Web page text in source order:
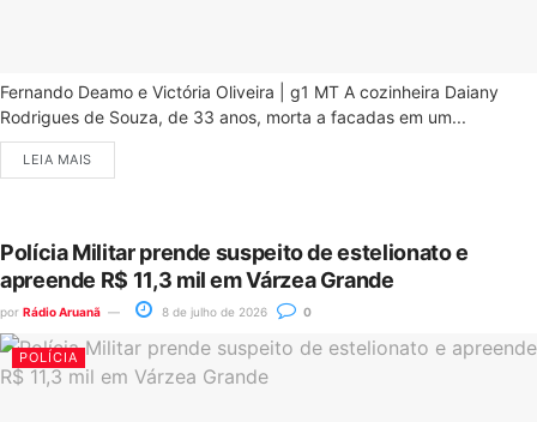
Fernando Deamo e Victória Oliveira | g1 MT A cozinheira Daiany
Rodrigues de Souza, de 33 anos, morta a facadas em um...
LEIA MAIS
Polícia Militar prende suspeito de estelionato e
apreende R$ 11,3 mil em Várzea Grande
por Rádio Aruanã 8 de julho de 2026 0
POLÍCIA